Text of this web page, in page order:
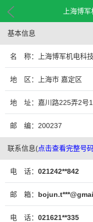
上海博
基本信息
名 称：上海博军机电科
地 区：上海市 嘉定区
地 址：嘉川路225弄2号
邮 编：200237
联系信息(点击查看完整号
电 话： 021242**842
邮 箱：
电 话： 021621**335